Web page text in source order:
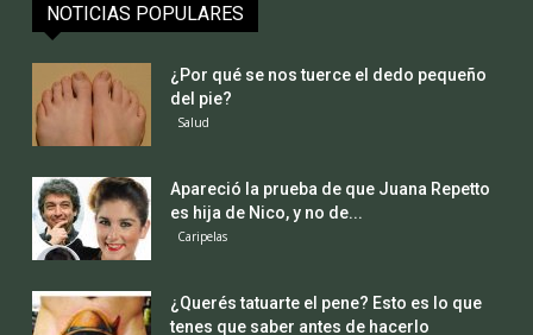
NOTICIAS POPULARES
¿Por qué se nos tuerce el dedo pequeño
del pie?
Salud
Apareció la prueba de que Juana Repetto
es hija de Nico, y no de...
Caripelas
¿Querés tatuarte el pene? Esto es lo que
tenes que saber antes de hacerlo